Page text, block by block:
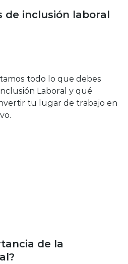
de inclusión laboral
todo lo que debes
Laboral y qué
tu lugar de trabajo en
de la